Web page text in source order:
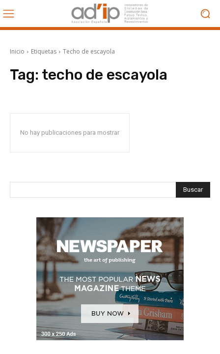
Inicio Etiquetas Techo de escayola
Tag: techo de escayola
No hay publicaciones para mostrar
Buscar